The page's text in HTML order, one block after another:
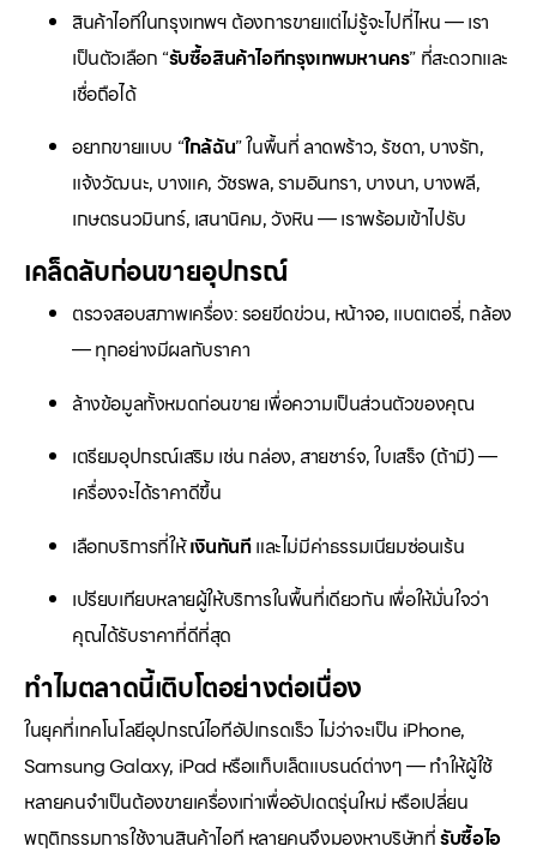
สินค้าไอทีในกรุงเทพฯ ต้องการขายแต่ไม่รู้จะไปที่ไหน — เรา
เป็นตัวเลือก “รับซื้อสินค้าไอทีกรุงเทพมหานคร” ที่สะดวกและ
เชื่อถือได้
อยากขายแบบ “ใกล้ฉัน” ในพื้นที่ ลาดพร้าว, รัชดา, บางรัก,
แจ้งวัฒนะ, บางแค, วัชรพล, รามอินทรา, บางนา, บางพลี,
เกษตรนวมินทร์, เสนานิคม, วังหิน — เราพร้อมเข้าไปรับ
เคล็ดลับก่อนขายอุปกรณ์
ตรวจสอบสภาพเครื่อง: รอยขีดข่วน, หน้าจอ, แบตเตอรี่, กล้อง
— ทุกอย่างมีผลกับราคา
ล้างข้อมูลทั้งหมดก่อนขาย เพื่อความเป็นส่วนตัวของคุณ
เตรียมอุปกรณ์เสริม เช่น กล่อง, สายชาร์จ, ใบเสร็จ (ถ้ามี) —
เครื่องจะได้ราคาดีขึ้น
เลือกบริการที่ให้เงินทันทีและไม่มีค่าธรรมเนียมซ่อนเร้น
เปรียบเทียบหลายผู้ให้บริการในพื้นที่เดียวกัน เพื่อให้มั่นใจว่า
คุณได้รับราคาที่ดีที่สุด
ทำไมตลาดนี้เติบโตอย่างต่อเนื่อง
ในยุคที่เทคโนโลยีอุปกรณ์ไอทีอัปเกรดเร็ว ไม่ว่าจะเป็น iPhone,
Samsung Galaxy, iPad หรือแท็บเล็ตแบรนด์ต่างๆ — ทำให้ผู้ใช้
หลายคนจำเป็นต้องขายเครื่องเก่าเพื่ออัปเดตรุ่นใหม่ หรือเปลี่ยน
พฤติกรรมการใช้งานสินค้าไอที หลายคนจึงมองหาบริษัทที่รับซื้อไอ